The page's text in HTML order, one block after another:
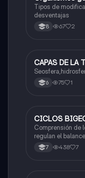
Tipos de
desventajas
8 67 2
Biologia
CAPAS DE LA
6 75 1
Biologia
CICLOS
Comprensión de
regulan el
7 438 7